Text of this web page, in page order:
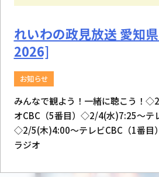
れいわの政見放送 愛知
2026]
お知らせ
みんなで観よう！一緒に聴こう！
オCBC（5番目）◇2/4(水)7:25～テ
◇2/5(木)4:00～テレビCBC（1番
ラジオ